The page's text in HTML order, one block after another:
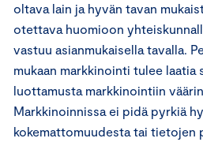
oltava lain ja hyvän tavan
otettava huomioon
vastuu asianmukaisella tavalla.
mukaan markkinointi tulee
luottamusta markkinointiin
Markkinoinnissa ei pidä pyrkiä
kokemattomuudesta tai tietojen